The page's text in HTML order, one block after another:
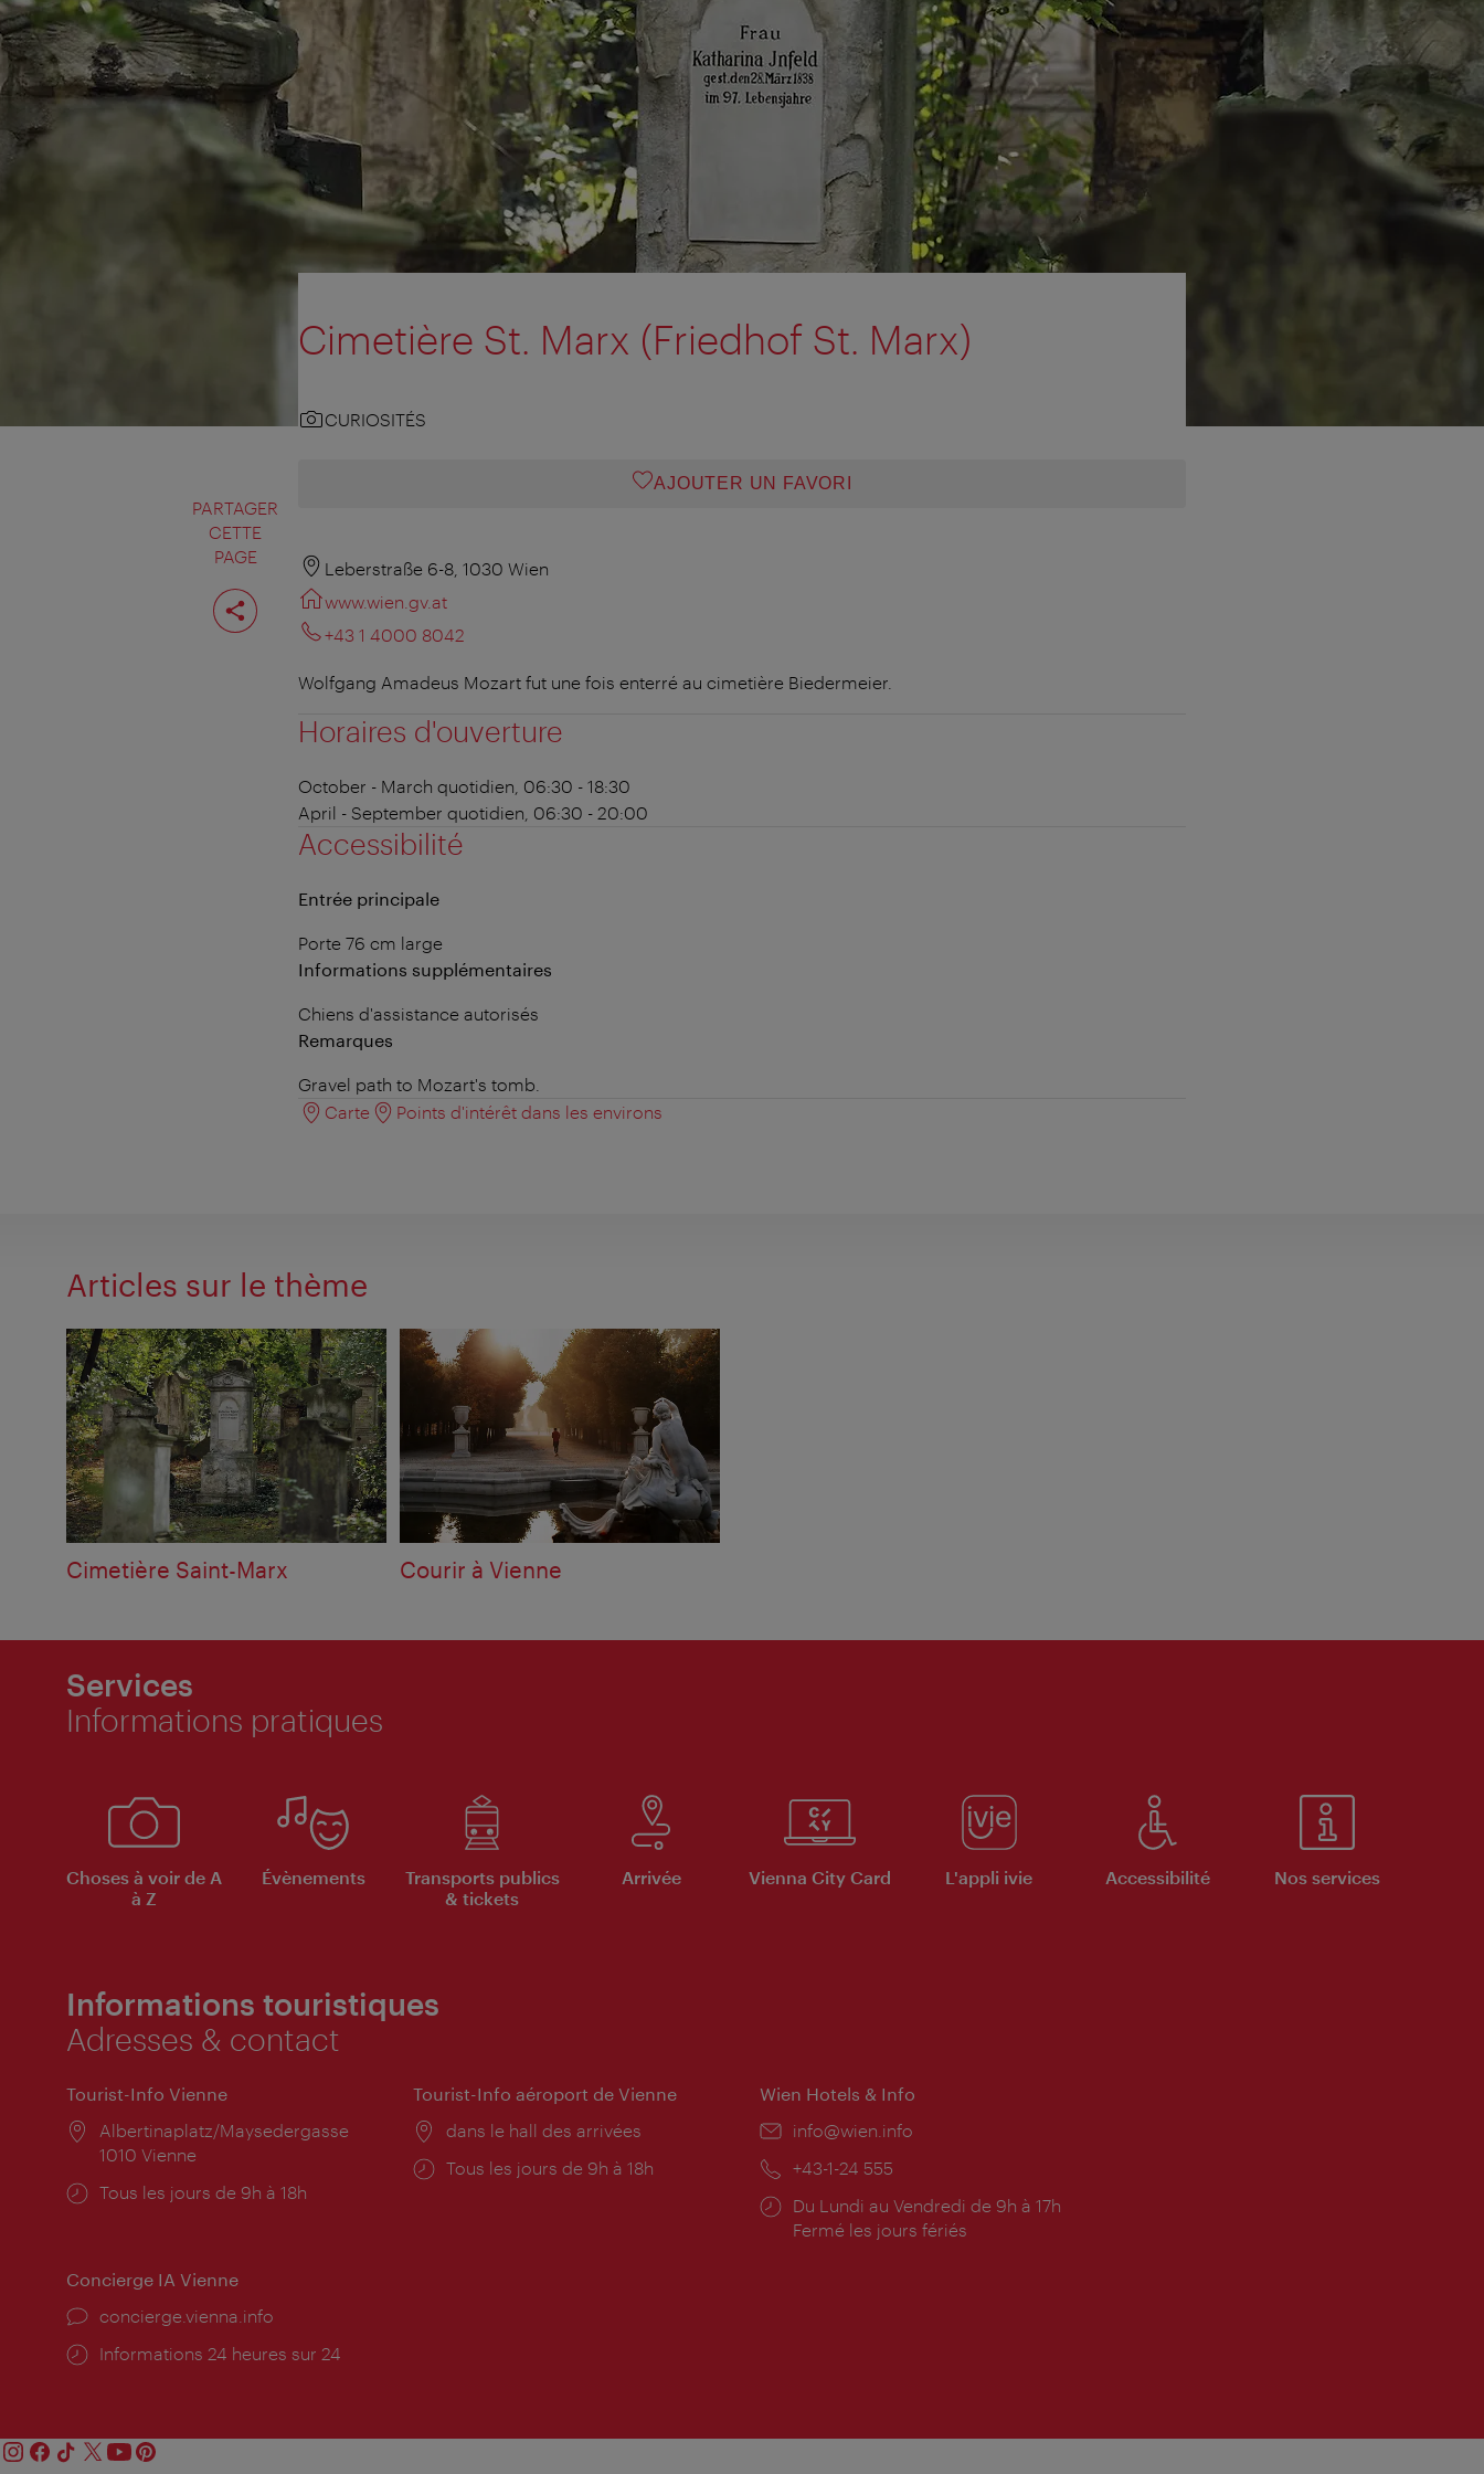
PARTAGER
CETTE
PAGE
Partager
cette
page
Cimetière St. Marx (Friedhof St. Marx)
CURIOSITÉS
AJOUTER UN FAVORI
Leberstraße 6-8, 1030 Wien
www.wien.gv.at
+43 1 4000 8042
Wolfgang Amadeus Mozart fut une fois enterré au cimetière Biedermeier.
Horaires d'ouverture
October - March quotidien, 06:30 - 18:30
April - September quotidien, 06:30 - 20:00
Accessibilité
Entrée principale
Porte 76 cm large
Informations supplémentaires
Chiens d'assistance autorisés
Remarques
Gravel path to Mozart's tomb.
Carte
Points d'intérêt dans les environs
Articles sur le thème
Cimetière Saint-Marx Courir à Vienne
Services
Informations pratiques
Choses à voir de A
à Z
Évènements
Transports publics
& tickets
Arrivée Vienna City Card L'appli ivie Accessibilité Nos services
Informations touristiques
Adresses & contact
Tourist-Info Vienne
Lieu:
Albertinaplatz/Maysedergasse
1010 Vienne
Horaires
Tous les jours de 9h à 18h
Tourist-Info aéroport de Vienne
Lieu:
dans le hall des arrivées
Horaires
Tous les jours de 9h à 18h
Wien Hotels & Info
E-
info@wien.info
Téléphone:
+43-1-24 555
Horaires
d'ouverture:
Du Lundi au Vendredi de 9h à 17h
Fermé les jours fériés
Concierge IA Vienne
Ort:
concierge.vienna.info
Öffnungszeiten:
Informations 24 heures sur 24